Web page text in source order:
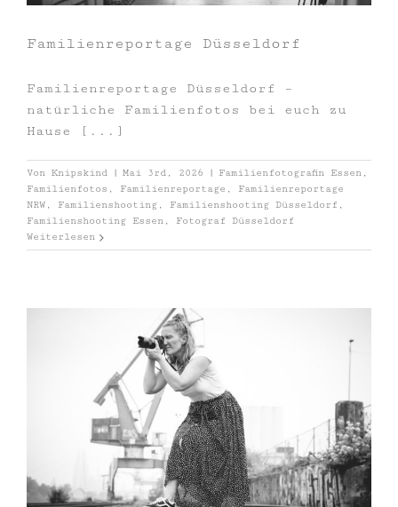
Familienreportage Düsseldorf
Familienreportage Düsseldorf –
natürliche Familienfotos bei euch zu
Hause [...]
Von Knipskind | Mai 3rd, 2026 | Familienfotografin Essen ,
Familienfotos , Familienreportage , Familienreportage
NRW , Familienshooting , Familienshooting Düsseldorf ,
Familienshooting Essen , Fotograf Düsseldorf
Weiterlesen